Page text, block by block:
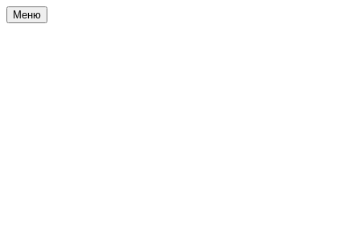
Меню